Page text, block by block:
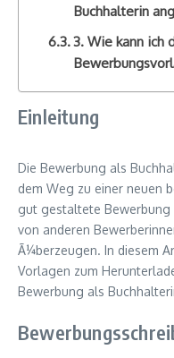
Buchhalterin
3. Wie kann ich
Einleitung
Die Bewerbung als
dem Weg zu einer neuen
gut gestaltete Bewerbung
von anderen
Ã¼berzeugen. In diesem
Vorlagen zum
Bewerbung als